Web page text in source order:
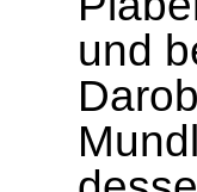
und